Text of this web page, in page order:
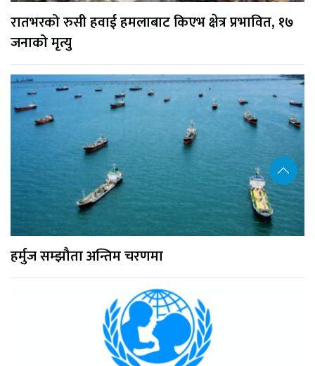
रातभरको रुसी हवाई हमलाबाट किएभ क्षेत्र प्रभावित, १७
जनाको मृत्यु
हर्मुज सम्झौता अन्तिम चरणमा